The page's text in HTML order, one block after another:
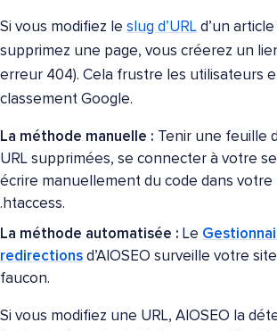
Si vous modifiez le slug d’URL d’un
supprimez une page, vous créerez un
erreur 404). Cela frustre les utilisateurs
classement Google.
La méthode manuelle : Tenir une feuille
URL supprimées, se connecter à votre
écrire manuellement du code dans votre
.htaccess.
La méthode automatisée : Le
redirections d’AIOSEO surveille votre
faucon.
Si vous modifiez une URL, AIOSEO la